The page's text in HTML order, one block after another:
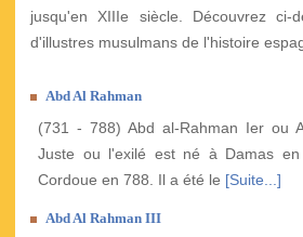
jusqu'en XIIIe siècle. Découvrez ci-
d'illustres musulmans de l'histoire
Abd Al Rahman
(731 - 788) Abd al-Rahman Ier ou
Juste ou l'exilé est né à Damas
Cordoue en 788. Il a été le [Suite...]
Abd Al Rahman III